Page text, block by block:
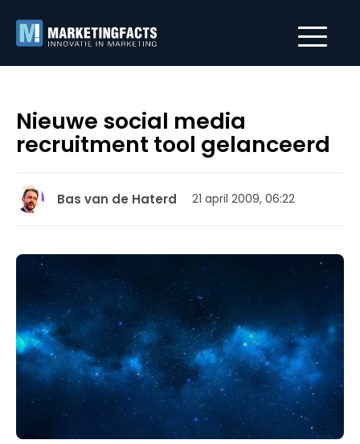
Nieuwe social media
recruitment tool gelanceerd
Bas van de Haterd 21 april 2009, 06:22